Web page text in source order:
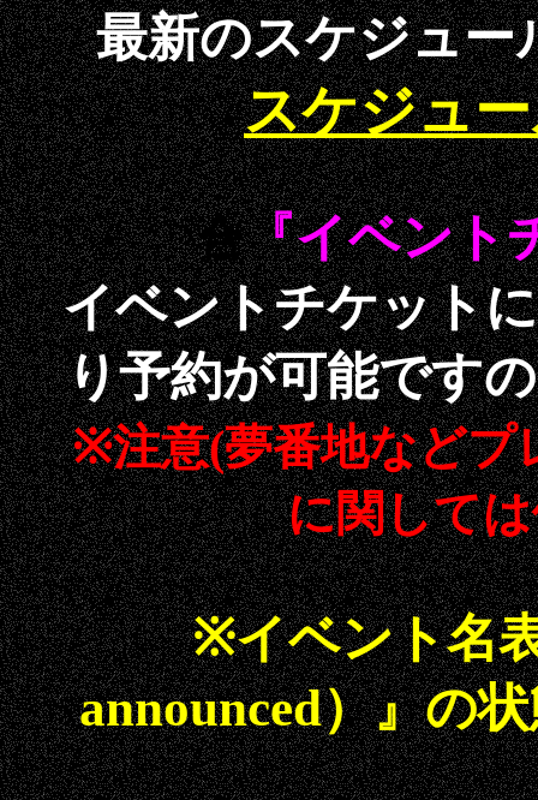
最新のスケジュ
スケジュ
合『イベント
イベントチケット
り予約が可能です
※注意(夢番地などプ
に関して
※イベント名
announced）』の